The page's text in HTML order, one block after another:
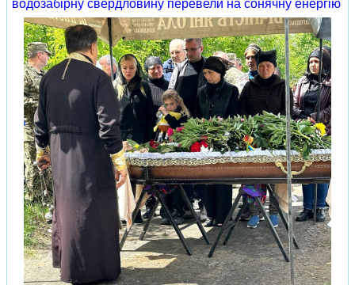
водозабірну свердловину перевели на сонячну енергію